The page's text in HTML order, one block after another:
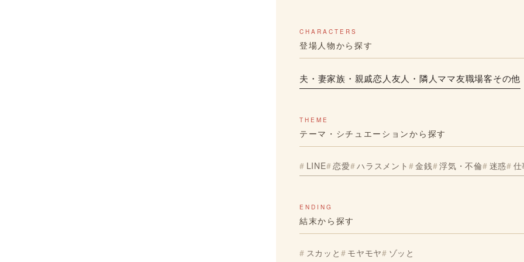
CHARACTERS
登場人物から探す
夫・妻家族・親戚恋人友人・隣人ママ友職場客その他
THEME
テーマ・シチュエーションから探す
LINE 恋愛 ハラスメント 金銭 浮気・不倫 迷惑 仕
ENDING
結末から探す
スカッと モヤモヤ ゾッと